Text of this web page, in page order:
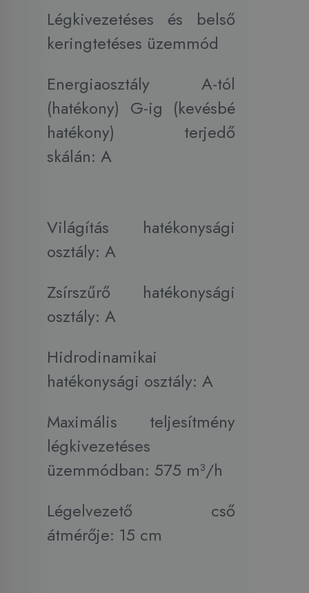
Légkivezetéses és belső
keringtetéses üzemmód
Energiaosztály A-tól
(hatékony) G-ig (kevésbé
hatékony) terjedő
skálán: A
Világítás hatékonysági
osztály: A
Zsírszűrő hatékonysági
osztály: A
Hidrodinamikai
hatékonysági osztály: A
Maximális teljesítmény
légkivezetéses
üzemmódban: 575 m³/h
Légelvezető cső
átmérője: 15 cm